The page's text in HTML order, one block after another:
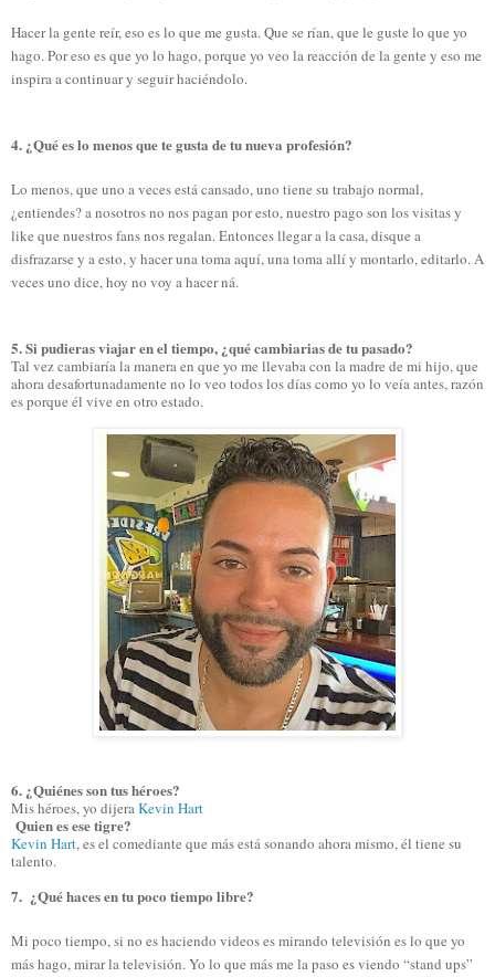
Hacer la gente reír, eso es lo que me gusta. Que se rían, que le guste lo que yo
hago. Por eso es que yo lo hago, porque yo veo la reacción de la gente y eso me
inspira a continuar y seguir haciéndolo.
4. ¿Qué es lo menos que te gusta de tu nueva profesión?
Lo menos, que uno a veces está cansado, uno tiene su trabajo normal,
¿entiendes? a nosotros no nos pagan por esto, nuestro pago son los visitas y
like que nuestros fans nos regalan. Entonces llegar a la casa, disque a
disfrazarse y a esto, y hacer una toma aquí, una toma allí y montarlo, editarlo. A
veces uno dice, hoy no voy a hacer ná.
5. Si pudieras viajar en el tiempo, ¿qué cambiarias de tu pasado?
Tal vez cambiaría la manera en que yo me llevaba con la madre de mi hijo, que
ahora desafortunadamente no lo veo todos los días como yo lo veía antes, razón
es porque él vive en otro estado.
6. ¿Quiénes son tus héroes?
Mis héroes, yo dijeraKevin Hart
Quien es ese tigre?
Kevin Hart, es el comediante que más está sonando ahora mismo, él tiene su
talento.
7. ¿Qué haces en tu poco tiempo libre?
Mi poco tiempo, si no es haciendo videos es mirando televisión es lo que yo
más hago, mirar la televisión. Yo lo que más me la paso es viendo “stand ups”